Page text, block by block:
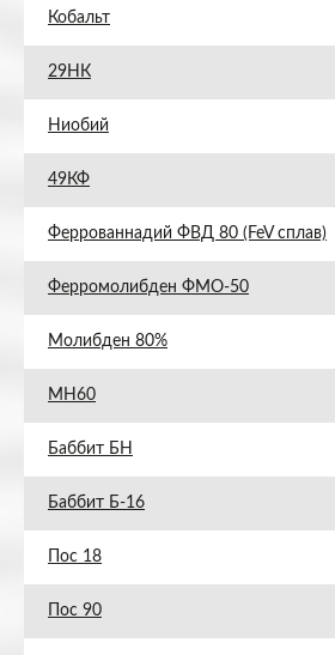
Кобальт
29НК
Ниобий
49КФ
Феррованнадий ФВД 80 (FeV сплав)
Ферромолибден ФМО-50
Молибден 80%
МН60
Баббит БН
Баббит Б-16
Пос 18
Пос 90